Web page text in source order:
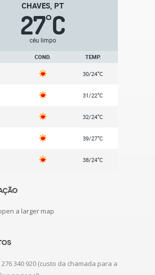
CHAVES, PT
27°C
céu limpo
COND.
TEMP.
30/24°C
31/22°C
32/24°C
39/27°C
38/24°C
276 340 920 (custo da chamada para a